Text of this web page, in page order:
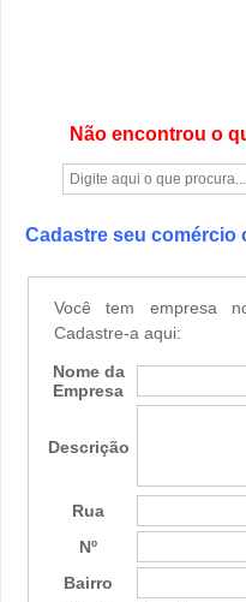
Não encontrou o
Cadastre seu comércio
Você tem empresa
Cadastre-a aqui:
Nome da
Empresa
Descrição
Rua
Nº
Bairro